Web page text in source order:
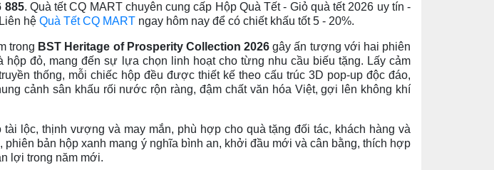
. Quà tết CQ MARTchuyên cung cấp Hộp Quà Tết - Giỏ quà tết 2026 uy tín -
hệ Quà Tết CQ MART ngay hôm nay để có chiết khấu tốt 5 - 20%.
trong BST Heritage of Prosperity Collection 2026 gây ấn tượng với hai phiên
hộp đỏ, mang đến sự lựa chọn linh hoạt cho từng nhu cầu biếu tặng. Lấy cảm
thống, mỗi chiếc hộp đều được thiết kế theo cấu trúc 3D pop-up độc đáo,
cảnh sân khấu rối nước rộn ràng, đậm chất văn hóa Việt, gợi lên không khí
lộc, thịnh vượng và may mắn, phù hợp cho quà tặng đối tác, khách hàng và
phiên bản hộp xanh mang ý nghĩa bình an, khởi đầu mới và cân bằng, thích hợp
lợi trong năm mới.